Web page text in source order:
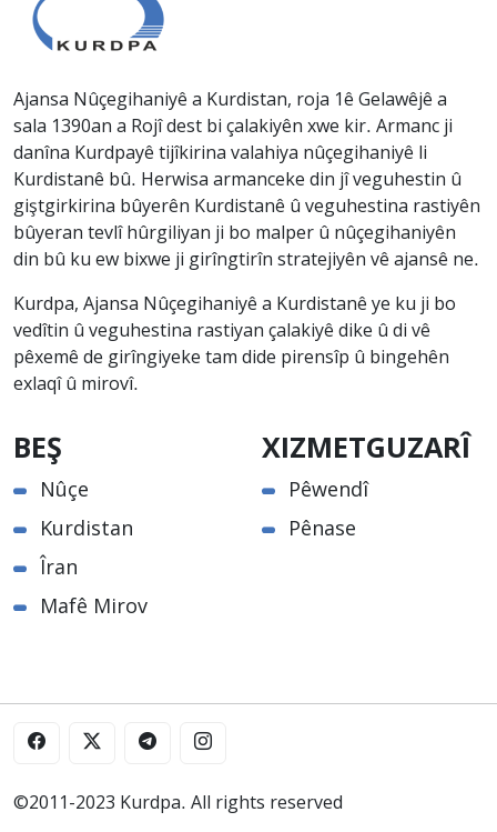
Ajansa Nûçegihaniyê a Kurdistan, roja 1ê Gelawêjê a
sala 1390an a Rojî dest bi çalakiyên xwe kir. Armanc ji
danîna Kurdpayê tijîkirina valahiya nûçegihaniyê li
Kurdistanê bû. Herwisa armanceke din jî veguhestin û
giştgirkirina bûyerên Kurdistanê û veguhestina rastiyên
bûyeran tevlî hûrgiliyan ji bo malper û nûçegihaniyên
din bû ku ew bixwe ji girîngtirîn stratejiyên vê ajansê ne.
Kurdpa, Ajansa Nûçegihaniyê a Kurdistanê ye ku ji bo
vedîtin û veguhestina rastiyan çalakiyê dike û di vê
pêxemê de girîngiyeke tam dide pirensîp û bingehên
exlaqî û mirovî.
BEŞ
Nûçe
Kurdistan
Îran
Mafê Mirov
XIZMETGUZARÎ
Pêwendî
Pênase
©2011-2023 Kurdpa. All rights reserved